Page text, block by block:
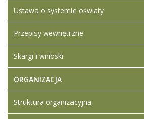
współorganizujący
kształcenie
Ustawa o systemie oświaty
Przepisy wewnętrzne
Skargi i wnioski
ORGANIZACJA
Struktura organizacyjna